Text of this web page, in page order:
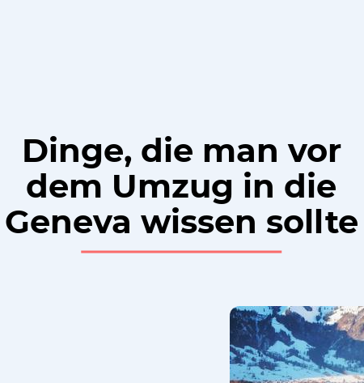
Dinge, die man vor
dem Umzug in die
Geneva wissen sollte